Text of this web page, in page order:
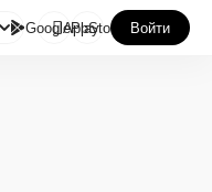
GooglePlay
AppStore Войти